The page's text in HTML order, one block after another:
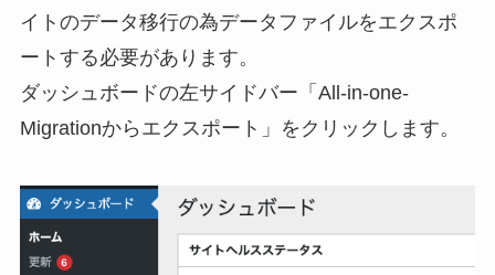
イトのデータ移行の為データファイルをエクスポ
ートする必要があります。
ダッシュボードの左サイドバー「All-in-one-
Migrationからエクスポート」をクリックします。